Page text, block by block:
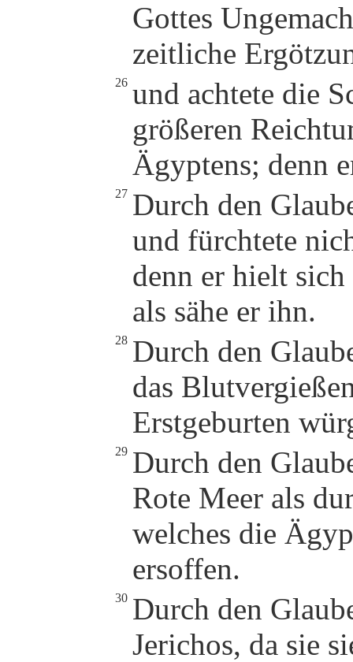
Gottes
zeitliche
26 und achtete die
größeren
Ägyptens; denn
27 Durch den
und fürchtete
denn er hielt
als sähe er ihn.
28 Durch den
das
Erstgeburten
29 Durch den
Rote Meer als
welches die
ersoffen.
30 Durch den
Jerichos, da sie